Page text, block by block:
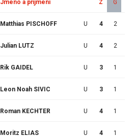
Jméno a příjmení Z G
Matthias PISCHOFF U 4 2
Julian LUTZ U 4 2
Rik GAIDEL U 3 1
Leon Noah SIVIC U 3 1
Roman KECHTER U 4 1
Moritz ELIAS U 4 1